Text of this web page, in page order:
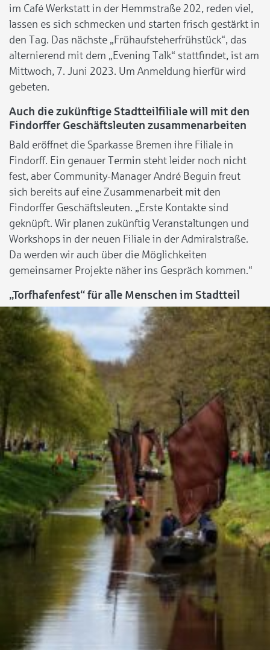
im Café Werkstatt in der Hemmstraße 202, reden viel,
lassen es sich schmecken und starten frisch gestärkt in
den Tag. Das nächste „Frühaufsteherfrühstück“, das
alternierend mit dem „Evening Talk“ stattfindet, ist am
Mittwoch, 7. Juni 2023. Um Anmeldung hierfür wird
gebeten.
Auch die zukünftige Stadtteilfiliale will mit den
Findorffer Geschäftsleuten zusammenarbeiten
Bald eröffnet die Sparkasse Bremen ihre Filiale in
Findorff. Ein genauer Termin steht leider noch nicht
fest, aber Community-Manager André Beguin freut
sich bereits auf eine Zusammenarbeit mit den
Findorffer Geschäftsleuten. „Erste Kontakte sind
geknüpft. Wir planen zukünftig Veranstaltungen und
Workshops in der neuen Filiale in der Admiralstraße.
Da werden wir auch über die Möglichkeiten
gemeinsamer Projekte näher ins Gespräch kommen.“
„Torfhafenfest“ für alle Menschen im Stadtteil